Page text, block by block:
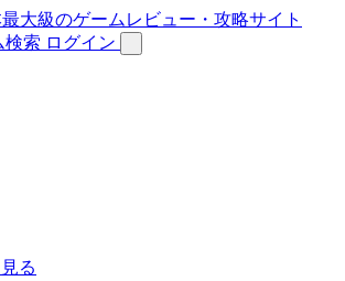
検索 ログイン
る